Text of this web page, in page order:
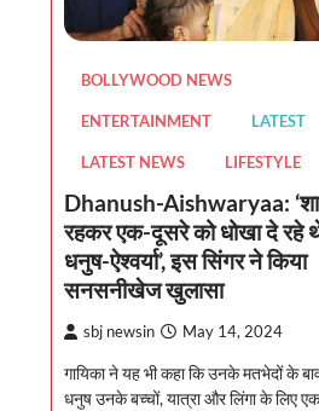
BOLLYWOOD NEWS
ENTERTAINMENT LATEST
LATEST NEWS LIFESTYLE
Dhanush-Aishwaryaa:
रहकर एक-दूसरे को धोखा दे रहे
धनुष-ऐश्वर्या’, इस सिंगर ने किया
सनसनीखेज खुलासा
sbj newsin May 14, 2024
गायिका ने यह भी कहा कि उनके मतभेदों के
धनुष उनके बच्चों, यात्रा और लिंगा के लिए एक